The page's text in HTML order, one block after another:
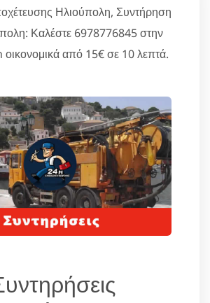
Ηλιούπολη, Συντήρηση
Καλέστε 6978776845 στην
οικονομικά από 15€ σε 10 λεπτά.